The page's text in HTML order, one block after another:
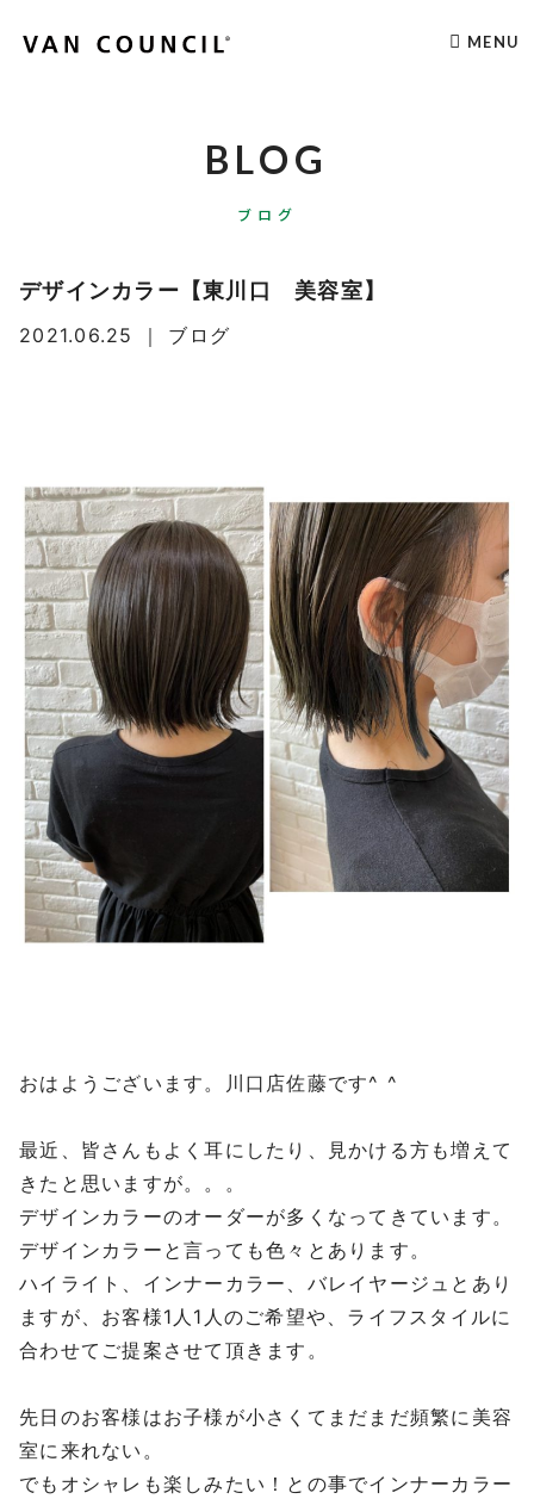
MENU
BLOG
ブログ
デザインカラー【東川口 美容室】
2021.06.25 ｜ ブログ
おはようございます。川口店佐藤です^ ^
最近、皆さんもよく耳にしたり、見かける方も増えて
きたと思いますが。。。
デザインカラーのオーダーが多くなってきています。
デザインカラーと言っても色々とあります。
ハイライト、インナーカラー、バレイヤージュとあり
ますが、お客様1人1人のご希望や、ライフスタイルに
合わせてご提案させて頂きます。
先日のお客様はお子様が小さくてまだまだ頻繁に美容
室に来れない。
でもオシャレも楽しみたい！との事でインナーカラー